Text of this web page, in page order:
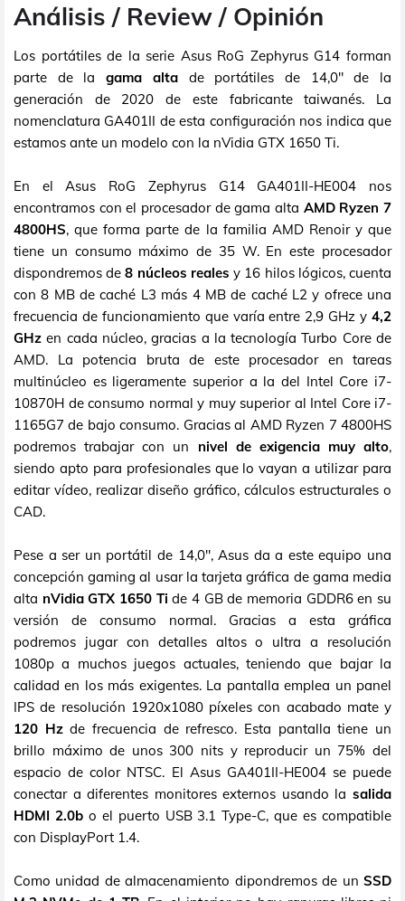
Análisis / Review / Opinión
Los portátiles de la serie Asus RoG Zephyrus G14 forman
parte de lagama altade portátiles de 14,0" de la
generación de 2020 de este fabricante taiwanés. La
nomenclatura GA401II de esta configuración nos indica que
estamos ante un modelo con la nVidia GTX 1650 Ti.
En el Asus RoG Zephyrus G14 GA401II-HE004 nos
encontramos con el procesador de gama alta AMD Ryzen 7
4800HS, que forma parte de la familia AMD Renoir y que
tiene un consumo máximo de 35 W. En este procesador
dispondremos de8 núcleos reales y 16 hilos lógicos, cuenta
con 8 MB de caché L3 más 4 MB de caché L2 y ofrece una
frecuencia de funcionamiento que varía entre 2,9 GHz y 4,2
GHz en cada núcleo, gracias a la tecnología Turbo Core de
AMD. La potencia bruta de este procesador en tareas
multinúcleo es ligeramente superior a la del Intel Core i7-
10870H de consumo normal y muy superior al Intel Core i7-
1165G7 de bajo consumo. Gracias al AMD Ryzen 7 4800HS
podremos trabajar con un nivel de exigencia muy alto,
siendo apto para profesionales que lo vayan a utilizar para
editar vídeo, realizar diseño gráfico, cálculos estructurales o
CAD.
Pese a ser un portátil de 14,0", Asus da a este equipo una
concepción gaming al usar la tarjeta gráfica de gama media
alta nVidia GTX 1650 Ti de 4 GB de memoria GDDR6 en su
versión de consumo normal. Gracias a esta gráfica
podremos jugar con detalles altos o ultra a resolución
1080p a muchos juegos actuales, teniendo que bajar la
calidad en los más exigentes. La pantalla emplea un panel
IPS de resolución 1920x1080 píxeles con acabado mate y
120 Hzde frecuencia de refresco. Esta pantalla tiene un
brillo máximo de unos 300 nits y reproducir un 75% del
espacio de color NTSC. El Asus GA401II-HE004 se puede
conectar a diferentes monitores externos usando la salida
HDMI 2.0bo el puerto USB 3.1 Type-C, que es compatible
con DisplayPort 1.4.
Como unidad de almacenamiento dipondremos de un SSD